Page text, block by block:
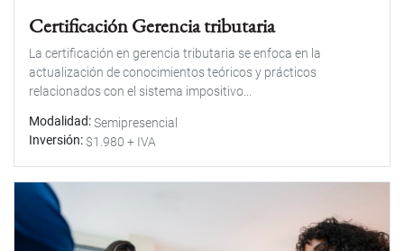
Certificación Gerencia tributaria
La certificación en gerencia tributaria se enfoca en la
actualización de conocimientos teóricos y prácticos
relacionados con el sistema impositivo...
Modalidad Semipresencial
Inversión $1.980 + IVA